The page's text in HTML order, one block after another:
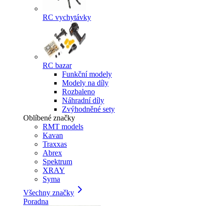
RC vychytávky
RC bazar
Funkční modely
Modely na díly
Rozbaleno
Náhradní díly
Zvýhodněné sety
Oblíbené značky
RMT models
Kavan
Traxxas
Abrex
Spektrum
XRAY
Syma
Všechny značky
Poradna